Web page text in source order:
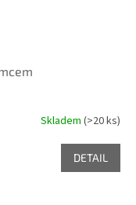
Skladem(>20 ks)
DETAIL